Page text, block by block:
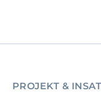
PROJEKT &